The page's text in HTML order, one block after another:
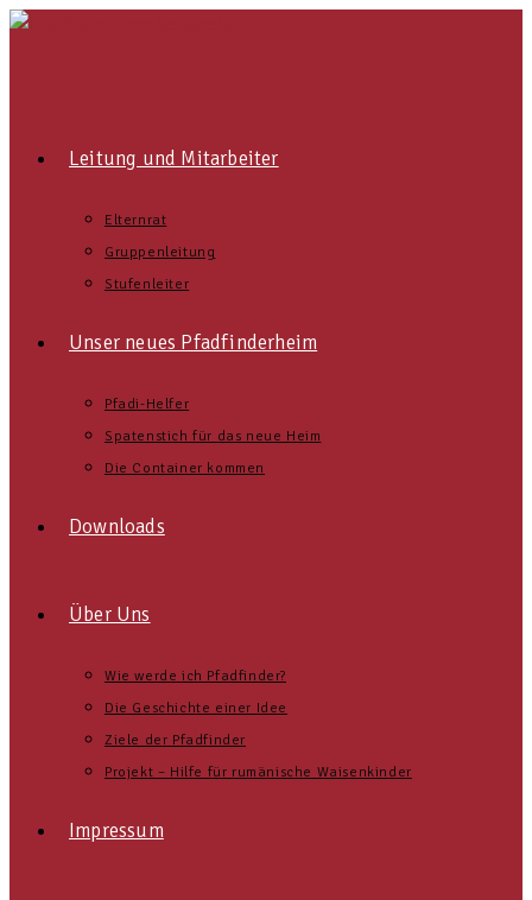
Leitung und Mitarbeiter
Elternrat
Gruppenleitung
Stufenleiter
Unser neues Pfadfinderheim
Pfadi-Helfer
Spatenstich für das neue Heim
Die Container kommen
Downloads
Über Uns
Wie werde ich Pfadfinder?
Die Geschichte einer Idee
Ziele der Pfadfinder
Projekt – Hilfe für rumänische Waisenkinder
Impressum